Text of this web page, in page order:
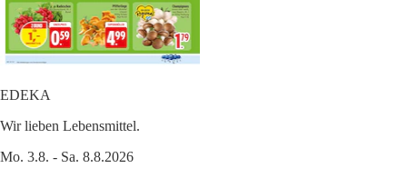
EDEKA
Wir lieben Lebensmittel.
Mo. 3.8. - Sa. 8.8.2026